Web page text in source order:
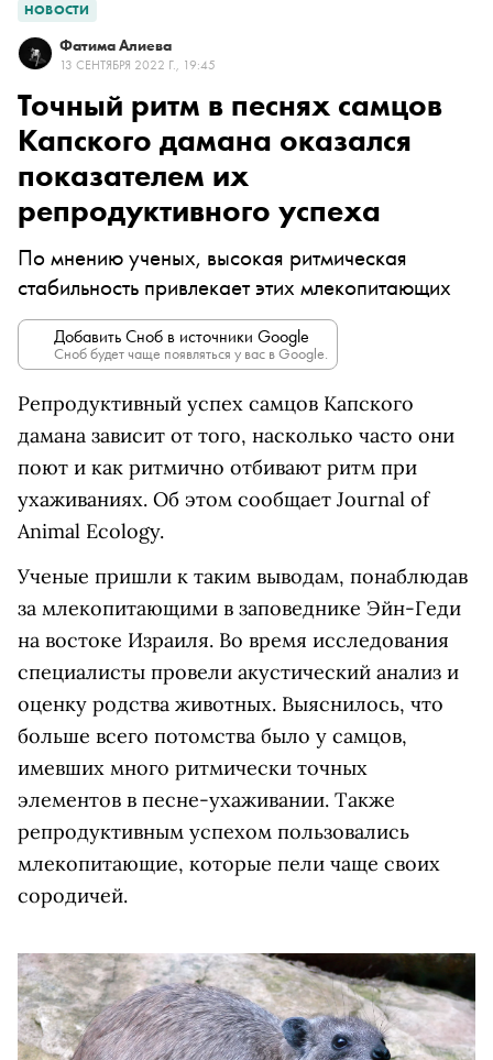
НОВОСТИ
Фатима Алиева
13 СЕНТЯБРЯ 2022 Г., 19:45
Точный ритм в песнях самцов
Капского дамана оказался
показателем их
репродуктивного успеха
По мнению ученых, высокая ритмическая
стабильность привлекает этих млекопитающих
Добавить Сноб в источники Google
Сноб будет чаще появляться у вас в Google.
Репродуктивный успех самцов Капского
дамана зависит от того, насколько часто они
поют и как ритмично отбивают ритм при
ухаживаниях. Об этом сообщает Journal of
Animal Ecology.
Ученые пришли к таким выводам, понаблюдав
за млекопитающими в заповеднике Эйн-Геди
на востоке Израиля. Во время исследования
специалисты провели акустический анализ и
оценку родства животных. Выяснилось, что
больше всего потомства было у самцов,
имевших много ритмически точных
элементов в песне-ухаживании. Также
репродуктивным успехом пользовались
млекопитающие, которые пели чаще своих
сородичей.